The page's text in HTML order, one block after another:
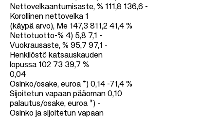
Nettovelkaantumisaste, % 111,8 136,6 -
Korollinen nettovelka 1
(käypä arvo), Me 147,3 811,2 41,4 %
Nettotuotto-% 4) 5,8 7,1 -
Vuokrausaste, % 95,7 97,1 -
Henkilöstö katsauskauden
lopussa 102 73 39,7 %
0,04
Osinko/osake, euroa *) 0,14 -71,4 %
Sijoitetun vapaan pääoman 0,10
palautus/osake, euroa *) -
Osinko ja sijoitetun vapaan